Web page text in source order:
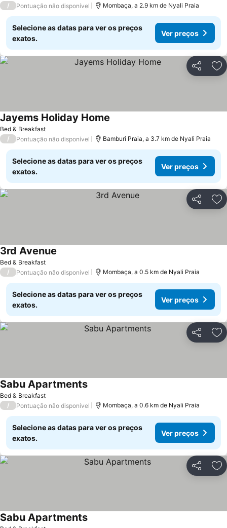
/ Pontuação não disponível Mombaça, a 2.9 km de Nyali Praia
Selecione as datas para ver os preços
exatos.
Ver preços
Partilhar
Bed & Breakfast
Jayems Holiday Home
/ Pontuação não disponível Bamburi Praia, a 3.7 km de Nyali Praia
Selecione as datas para ver os preços
exatos.
Ver preços
Partilhar
Bed & Breakfast
3rd Avenue
/ Pontuação não disponível Mombaça, a 0.5 km de Nyali Praia
Selecione as datas para ver os preços
exatos.
Ver preços
Partilhar
Bed & Breakfast
Sabu Apartments
/ Pontuação não disponível Mombaça, a 0.6 km de Nyali Praia
Selecione as datas para ver os preços
exatos.
Ver preços
Partilhar
Sabu Apartments